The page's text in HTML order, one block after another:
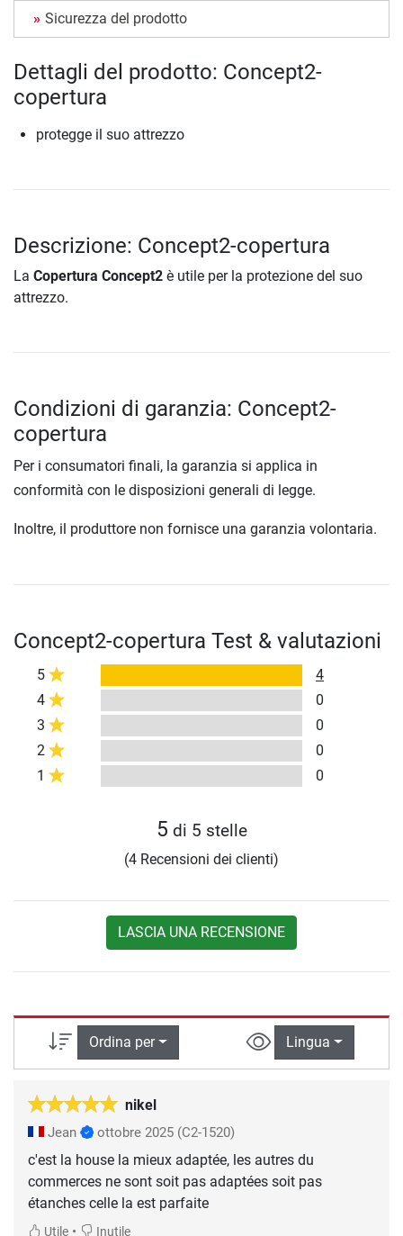
Sicurezza del prodotto
Dettagli del prodotto: Concept2-
copertura
protegge il suo attrezzo
Descrizione: Concept2-copertura
La Copertura Concept2 è utile per la protezione del suo
attrezzo.
Condizioni di garanzia: Concept2-
copertura
Per i consumatori finali, la garanzia si applica in
conformità con le disposizioni generali di legge.
Inoltre, il produttore non fornisce una garanzia volontaria.
Concept2-copertura Test & valutazioni
5
4
4
0
3
0
2
0
1
0
5 di 5 stelle
(4 Recensioni dei clienti)
LASCIA UNA RECENSIONE
Ordina per Lingua
nikel
Jean ottobre 2025 (C2-1520)
c'est la house la mieux adaptée, les autres du
commerces ne sont soit pas adaptées soit pas
étanches celle la est parfaite
Utile • Inutile